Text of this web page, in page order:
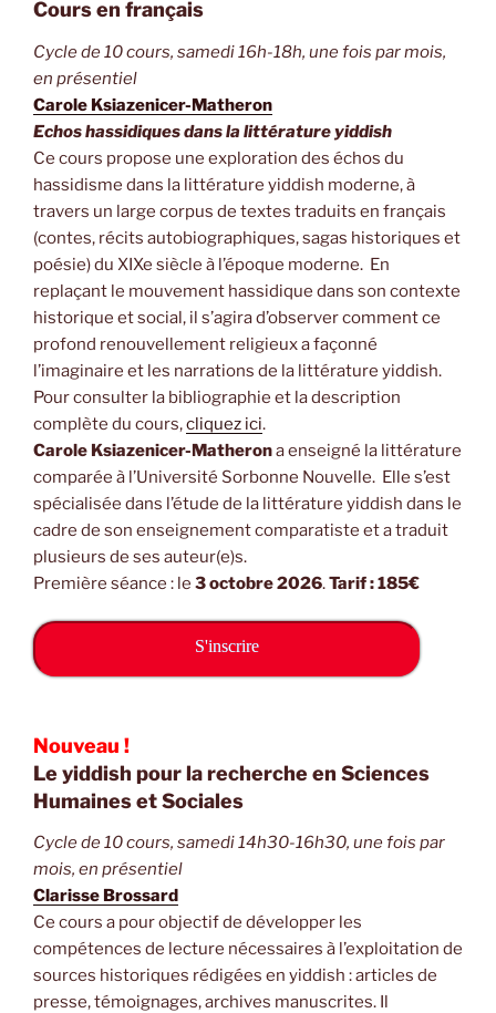
Cours en français
Cycle de 10 cours, samedi 16h-18h, une fois par mois,
en présentiel
Carole Ksiazenicer-Matheron
Echos hassidiques dans la littérature yiddish
Ce cours propose une exploration des échos du
hassidisme dans la littérature yiddish moderne, à
travers un large corpus de textes traduits en français
(contes, récits autobiographiques, sagas historiques et
poésie) du XIXe siècle à l’époque moderne. En
replaçant le mouvement hassidique dans son contexte
historique et social, il s’agira d’observer comment ce
profond renouvellement religieux a façonné
l’imaginaire et les narrations de la littérature yiddish.
Pour consulter la bibliographie et la description
complète du cours,cliquez ici.
Carole Ksiazenicer-Matherona enseigné la littérature
comparée à l’Université Sorbonne Nouvelle. Elle s’est
spécialisée dans l’étude de la littérature yiddish dans le
cadre de son enseignement comparatiste et a traduit
plusieurs de ses auteur(e)s.
Première séance : le 3 octobre 2026.Tarif : 185€
S'inscrire
Nouveau !
Le yiddish pour la recherche en Sciences
Humaines et Sociales
Cycle de 10 cours, samedi 14h30-16h30, une fois par
mois, en présentiel
Clarisse Brossard
Ce cours a pour objectif de développer les
compétences de lecture nécessaires à l’exploitation de
sources historiques rédigées en yiddish : articles de
presse, témoignages, archives manuscrites. Il